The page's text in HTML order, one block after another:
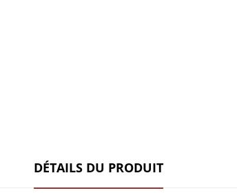
DÉTAILS DU PRODUIT